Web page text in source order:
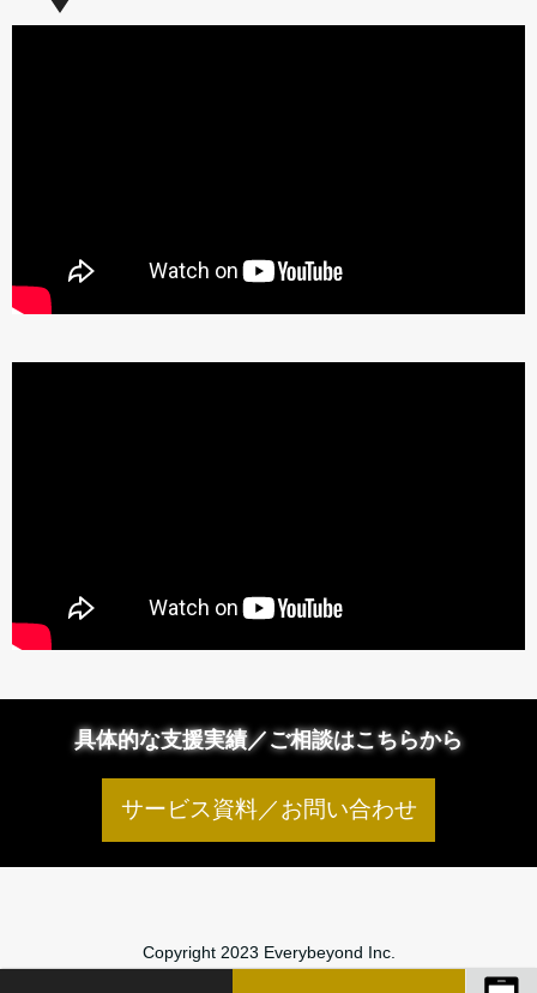
具体的な支援実績／ご相談はこちらから
サービス資料／お問い合わせ
Copyright 2023 Everybeyond Inc.